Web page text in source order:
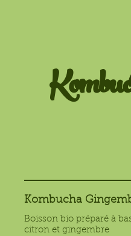
Kombucha
Boisson bio préparé à
citron et gingembre